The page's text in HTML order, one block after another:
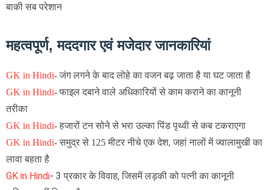
बाकी सब परेशान
महत्वपूर्ण, मददगार एवं मजेदार जानकारियां
GK in Hindi- जंग लगने के बाद लोहे का वजन बढ़ जाता है या घट जाता है
GK in Hindi- फाइल दबाने वाले अधिकारियों से काम कराने का कानूनी
तरीका
GK in Hindi- हजारों टन सोने से भरा उल्का पिंड पृथ्वी से कब टकराएगा
GK in Hindi- समुद्र से 125 मीटर नीचे एक देश, जहां नालों में ज्वालामुखी का
लावा बहता है
GK in Hindi- 3 प्रकार के विवाह, जिसमें लड़की को पत्नी का कानूनी